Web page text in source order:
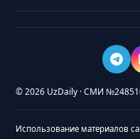
© 2026 UzDaily · СМИ
Использование материалов